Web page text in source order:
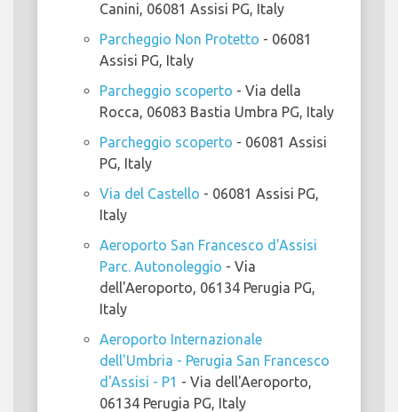
Canini, 06081 Assisi PG, Italy
Parcheggio Non Protetto - 06081
Assisi PG, Italy
Parcheggio scoperto - Via della
Rocca, 06083 Bastia Umbra PG, Italy
Parcheggio scoperto - 06081 Assisi
PG, Italy
Via del Castello - 06081 Assisi PG,
Italy
Aeroporto San Francesco d'Assisi
Parc. Autonoleggio - Via
dell'Aeroporto, 06134 Perugia PG,
Italy
Aeroporto Internazionale
dell'Umbria - Perugia San Francesco
d'Assisi - P1 - Via dell'Aeroporto,
06134 Perugia PG, Italy